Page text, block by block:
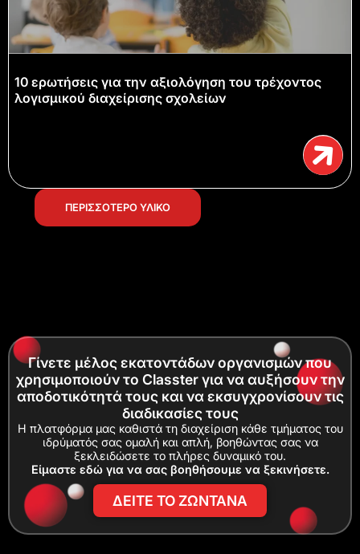
10 ερωτήσεις για την αξιολόγηση του τρέχοντος
λογισμικού διαχείρισης σχολείων
ΠΕΡΙΣΣΟΤΕΡΟ ΥΛΙΚΟ
Γίνετε μέλος εκατοντάδων οργανισμών που
χρησιμοποιούν το Classter για να αυξήσουν την
αποδοτικότητά τους και να εκσυγχρονίσουν τις
διαδικασίες τους
Η πλατφόρμα μας καθιστά τη διαχείριση κάθε τμήματος του
ιδρύματός σας ομαλή και απλή, βοηθώντας σας να
ξεκλειδώσετε το πλήρες δυναμικό του.
Είμαστε εδώ για να σας βοηθήσουμε να ξεκινήσετε.
ΔΕΙΤΕ ΤΟ ΖΩΝΤΑΝΑ